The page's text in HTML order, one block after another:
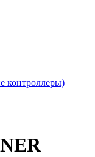
контроллеры)